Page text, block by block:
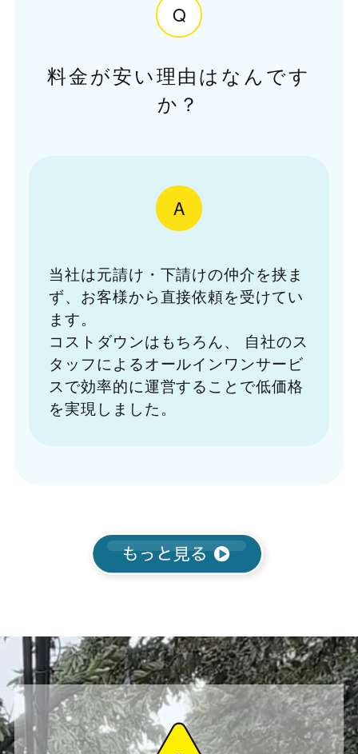
Q
料金が安い理由はなんです
か？
A
当社は元請け・下請けの仲介を挟ま
ず、お客様から直接依頼を受けてい
ます。
コストダウンはもちろん、
自社のス
タッフによるオールインワンサービ
スで効率的に運営することで低価格
を実現しました。